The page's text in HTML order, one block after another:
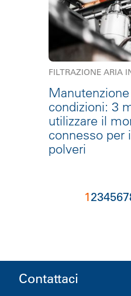
FILTRAZIONE ARIA
condizioni: 3
utilizzare il
connesso per
polveri
1234567
Contattaci